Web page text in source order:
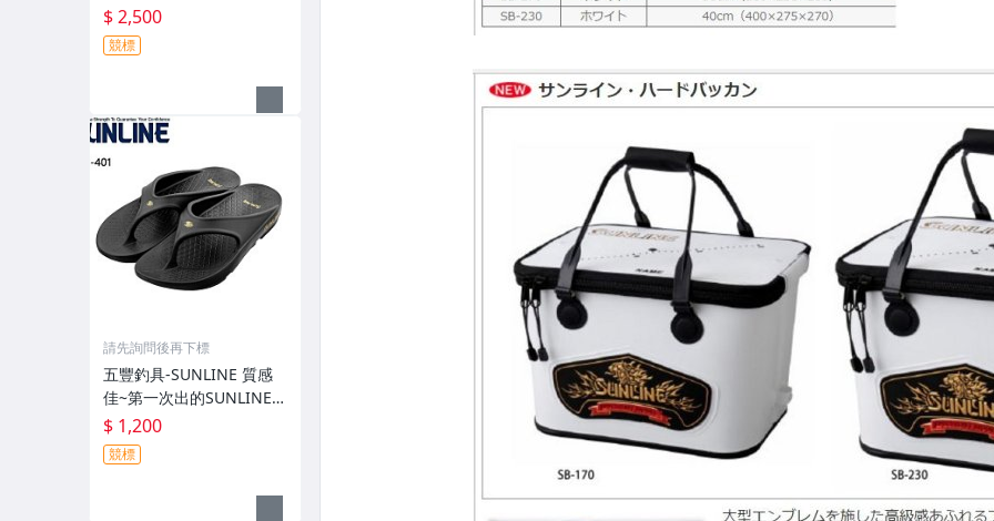
有伸縮彈性付帽防曬外套
GM-3547 特價2000元
$ 2,500
競標
請先詢問後再下標
五豐釣具-SUNLINE 質感
佳~第一次出的SUNLINE金
獅子人字夾腳拖鞋SUS-40
1特價1200元
$ 1,200
競標